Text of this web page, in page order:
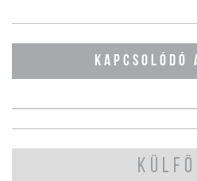
KAPCSOLÓDÓ